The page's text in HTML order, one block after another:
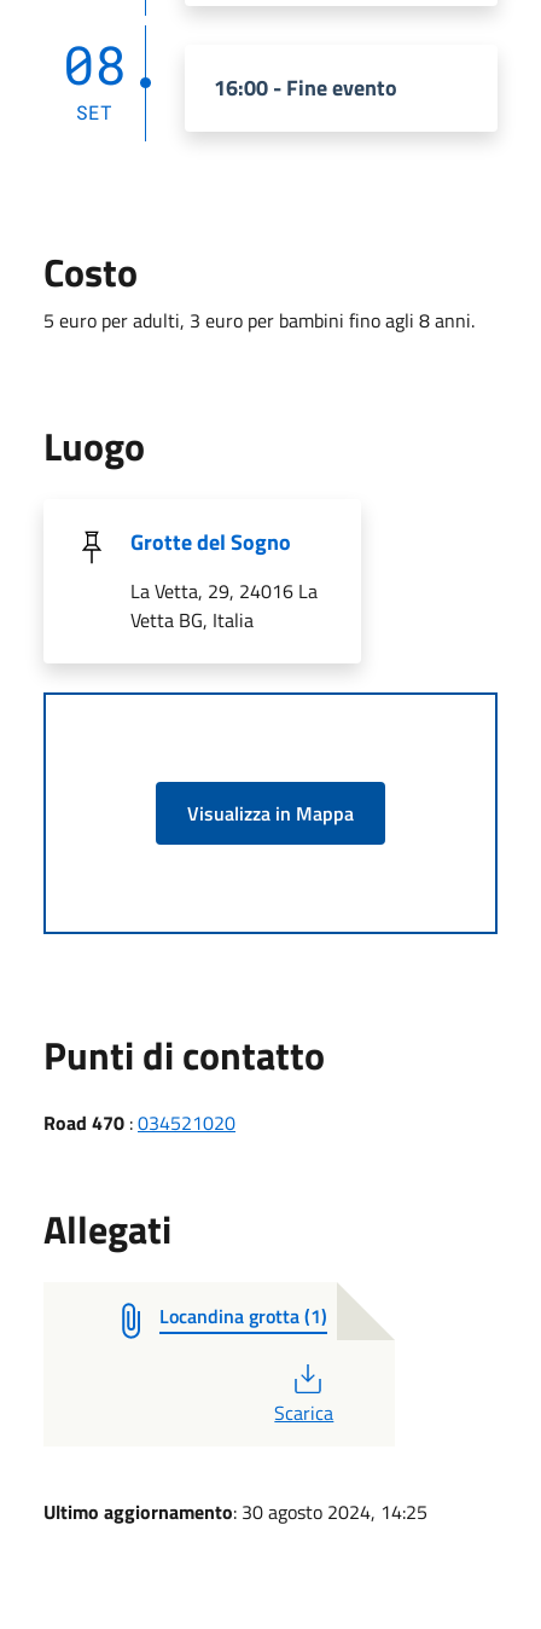
08
SET
16:00 - Fine evento
Costo
5 euro per adulti, 3 euro per bambini fino agli 8 anni.
Luogo
Grotte del Sogno
La Vetta, 29, 24016 La
Vetta BG, Italia
Visualizza in Mappa
Punti di contatto
Road 470 :034521020
Allegati
Locandina grotta (1)
Scarica
Ultimo aggiornamento: 30 agosto 2024, 14:25